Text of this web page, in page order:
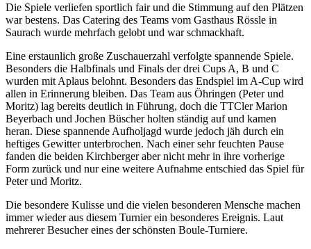
Die Spiele verliefen sportlich fair und die Stimmung auf den Plätzen
war bestens. Das Catering des Teams vom Gasthaus Rössle in
Saurach wurde mehrfach gelobt und war schmackhaft.
Eine erstaunlich große Zuschauerzahl verfolgte spannende Spiele.
Besonders die Halbfinals und Finals der drei Cups A, B und C
wurden mit Aplaus belohnt. Besonders das Endspiel im A-Cup wird
allen in Erinnerung bleiben. Das Team aus Öhringen (Peter und
Moritz) lag bereits deutlich in Führung, doch die TTCler Marion
Beyerbach und Jochen Büscher holten ständig auf und kamen
heran. Diese spannende Aufholjagd wurde jedoch jäh durch ein
heftiges Gewitter unterbrochen. Nach einer sehr feuchten Pause
fanden die beiden Kirchberger aber nicht mehr in ihre vorherige
Form zurück und nur eine weitere Aufnahme entschied das Spiel für
Peter und Moritz.
Die besondere Kulisse und die vielen besonderen Mensche machen
immer wieder aus diesem Turnier ein besonderes Ereignis. Laut
mehrerer Besucher eines der schönsten Boule-Turniere.